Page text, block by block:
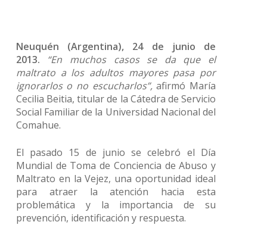
Neuquén (Argentina), 24 de junio de
2013.
“En muchos casos se da que el
maltrato a los adultos mayores pasa por
ignorarlos o no escucharlos”,afirmó María
Cecilia Beitia, titular de la Cátedra de Servicio
Social Familiar de la Universidad Nacional del
Comahue.
El pasado 15 de junio se celebró el Día
Mundial de Toma de Conciencia de Abuso y
Maltrato en la Vejez, una oportunidad ideal
para atraer la atención hacia esta
problemática y la importancia de su
prevención, identificación y respuesta.